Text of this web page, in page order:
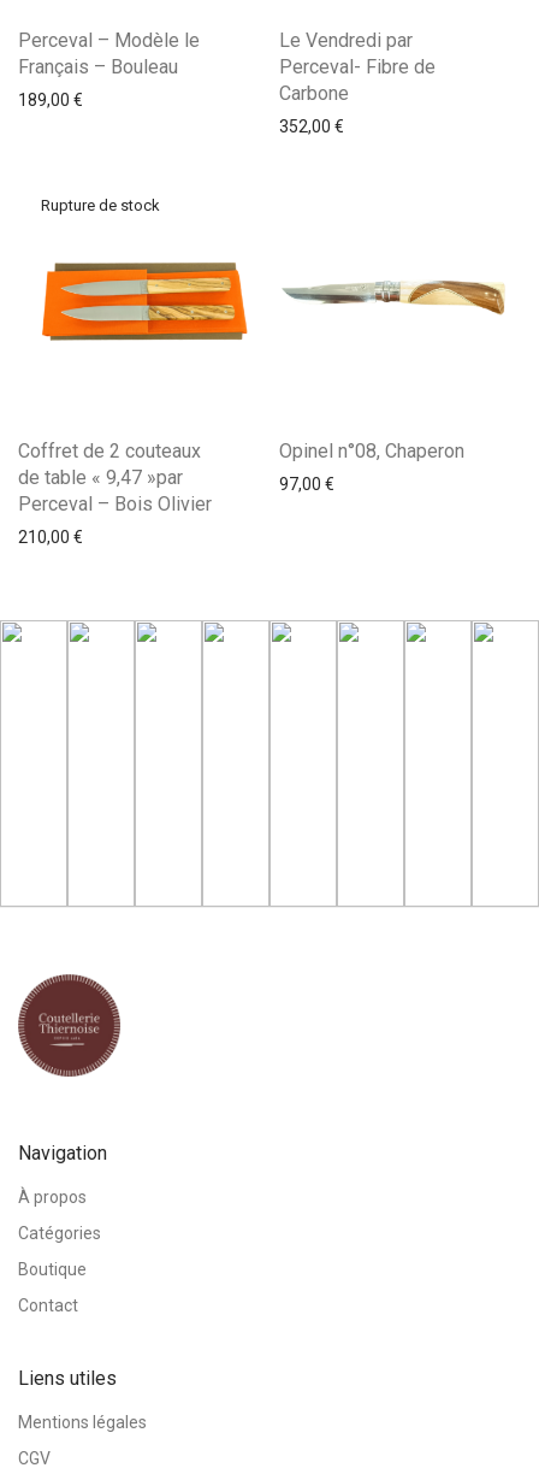
Perceval – Modèle le
Français – Bouleau
189,00 €
Le Vendredi par
Perceval- Fibre de
Carbone
352,00 €
Coffret de 2 couteaux
de table « 9,47 »par
Perceval – Bois Olivier
210,00 €
Opinel n°08, Chaperon
97,00 €
Navigation
À propos
Catégories
Boutique
Contact
Liens utiles
Mentions légales
CGV